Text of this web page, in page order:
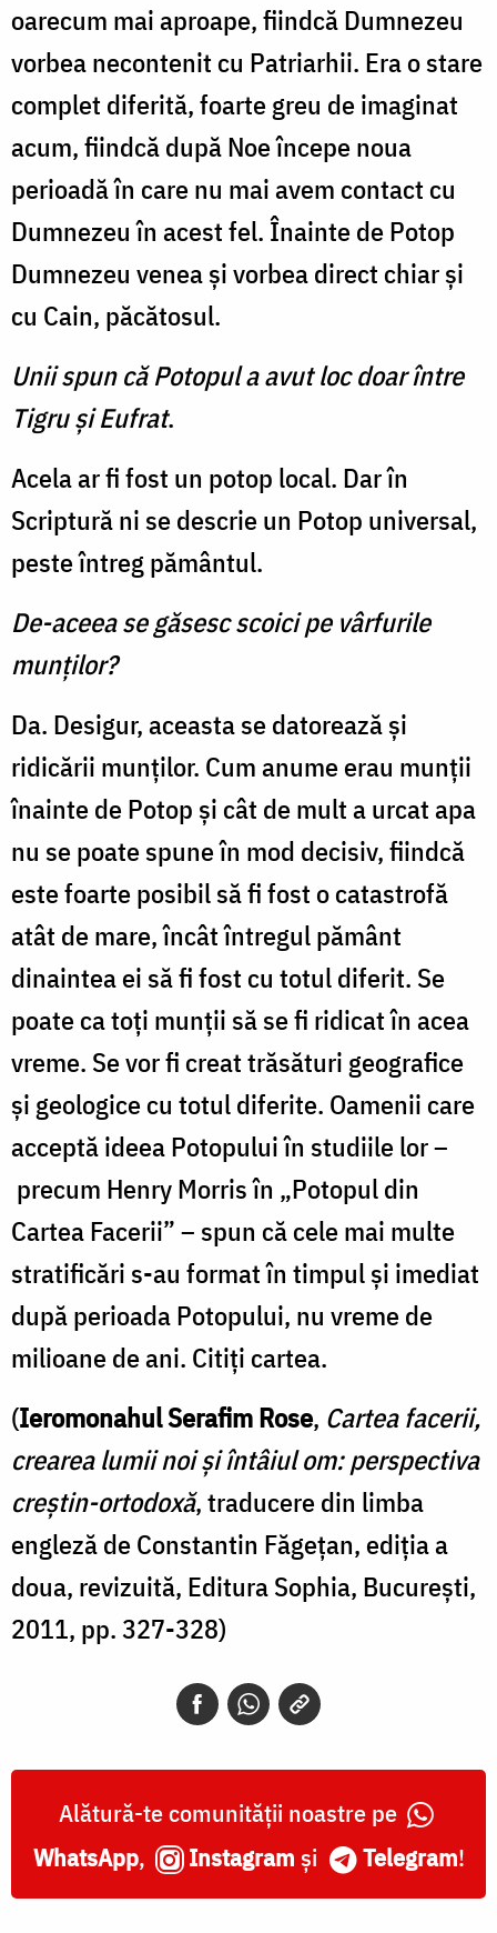
oarecum mai aproape, fiindcă Dumnezeu
vorbea necontenit cu Patriarhii. Era o stare
complet diferită, foarte greu de imaginat
acum, fiindcă după Noe începe noua
perioadă în care nu mai avem contact cu
Dumnezeu în acest fel. Înainte de Potop
Dumnezeu venea şi vorbea direct chiar şi
cu Cain, păcătosul.
Unii spun că Potopul a avut loc doar între
Tigru şi Eufrat.
Acela ar fi fost un potop local. Dar în
Scriptură ni se descrie un Potop universal,
peste întreg pământul.
De-aceea se găsesc scoici pe vârfurile
munţilor?
Da. Desigur, aceasta se datorează şi
ridicării munţilor. Cum anume erau munţii
înainte de Potop şi cât de mult a urcat apa
nu se poate spune în mod decisiv, fiindcă
este foarte posibil să fi fost o catastrofă
atât de mare, încât întregul pământ
dinaintea ei să fi fost cu totul diferit. Se
poate ca toţi munţii să se fi ridicat în acea
vreme. Se vor fi creat trăsături geografice
şi geologice cu totul diferite. Oamenii care
acceptă ideea Potopului în studiile lor –
precum Henry Morris în „Potopul din
Cartea Facerii” – spun că cele mai multe
stratificări s-au format în timpul şi imediat
după perioada Potopului, nu vreme de
milioane de ani. Citiţi cartea.
(Ieromonahul Serafim Rose, Cartea facerii,
crearea lumii noi și întâiul om: perspectiva
creștin-ortodoxă, traducere din limba
engleză de Constantin Făgețan, ediția a
doua, revizuită, Editura Sophia, București,
2011, pp. 327-328)
Alătură-te comunității noastre pe
WhatsApp, Instagram și Telegram!